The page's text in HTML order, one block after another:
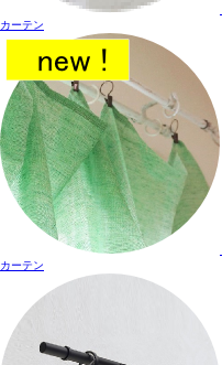
カーテン
カーテン